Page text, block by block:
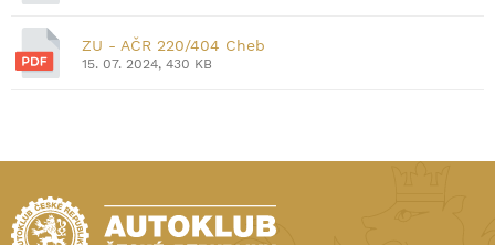
ZU - AČR 220/404 Cheb
15. 07. 2024, 430 KB